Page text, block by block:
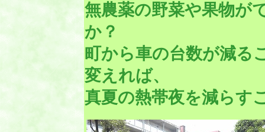
無農薬の野菜や果物が
か？
町から車の台数が減る
変えれば、
真夏の熱帯夜を減らす